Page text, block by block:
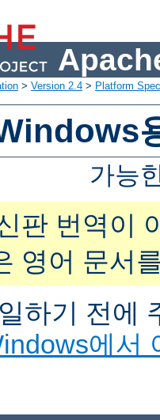
> Version 2.4 > Platform
가능
판 번역이
영어 문서
하기 전에
에서